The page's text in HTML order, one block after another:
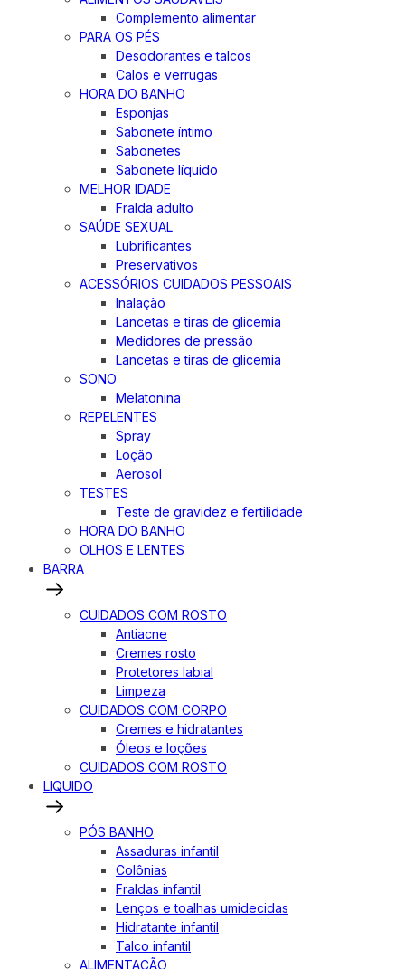
Complemento alimentar
PARA OS PÉS
Desodorantes e talcos
Calos e verrugas
HORA DO BANHO
Esponjas
Sabonete íntimo
Sabonetes
Sabonete líquido
MELHOR IDADE
Fralda adulto
SAÚDE SEXUAL
Lubrificantes
Preservativos
ACESSÓRIOS CUIDADOS PESSOAIS
Inalação
Lancetas e tiras de glicemia
Medidores de pressão
Lancetas e tiras de glicemia
SONO
Melatonina
REPELENTES
Spray
Loção
Aerosol
TESTES
Teste de gravidez e fertilidade
HORA DO BANHO
OLHOS E LENTES
BARRA
CUIDADOS COM ROSTO
Antiacne
Cremes rosto
Protetores labial
Limpeza
CUIDADOS COM CORPO
Cremes e hidratantes
Óleos e loções
CUIDADOS COM ROSTO
LIQUIDO
PÓS BANHO
Assaduras infantil
Colônias
Fraldas infantil
Lenços e toalhas umidecidas
Hidratante infantil
Talco infantil
ALIMENTAÇÃO